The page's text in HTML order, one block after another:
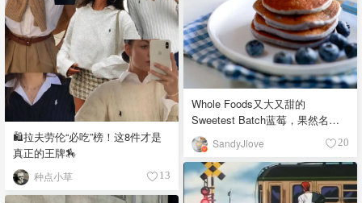
Whole Foods又大又甜的
Sweetest Batch蓝莓，果然名副
其实！SandyJlove 20
🛍️拉夫劳伦“必吃”榜！这8件才是
真正的王牌🏇
种点小草 13